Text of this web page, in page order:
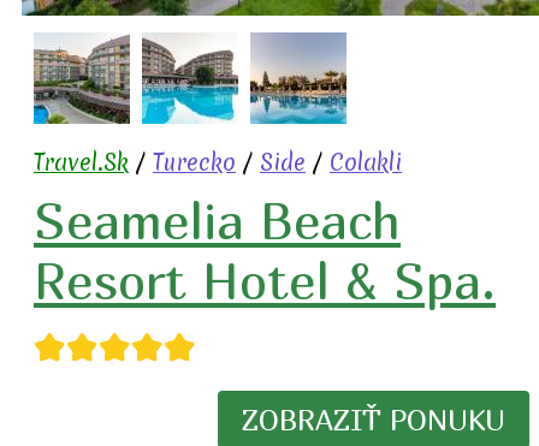
Travel.Sk / Turecko / Side / Colakli
Seamelia Beach
Resort Hotel & Spa.
★★★★★
ZOBRAZIŤ PONUKU